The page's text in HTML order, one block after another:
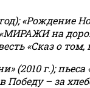
«Рождение
на
«Сказ о
(2010 г.);
Победу – за